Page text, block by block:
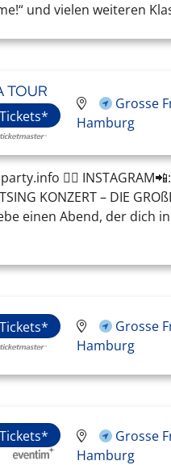
und vielen weiteren
TOUR
Tickets*
Grosse
Hamburg
👉🏼
KONZERT – DIE
einen Abend, der dich
Tickets*
Grosse
Hamburg
Tickets*
Grosse
Hamburg